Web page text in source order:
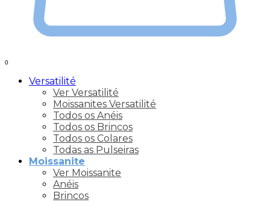
0
Versatilité
Ver Versatilité
Moissanites Versatilité
Todos os Anéis
Todos os Brincos
Todos os Colares
Todas as Pulseiras
Moissanite
Ver Moissanite
Anéis
Brincos